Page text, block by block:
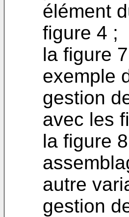
élément
figure 4 ;
la figure
exemple
gestion
avec les
la figure
autre
gestion